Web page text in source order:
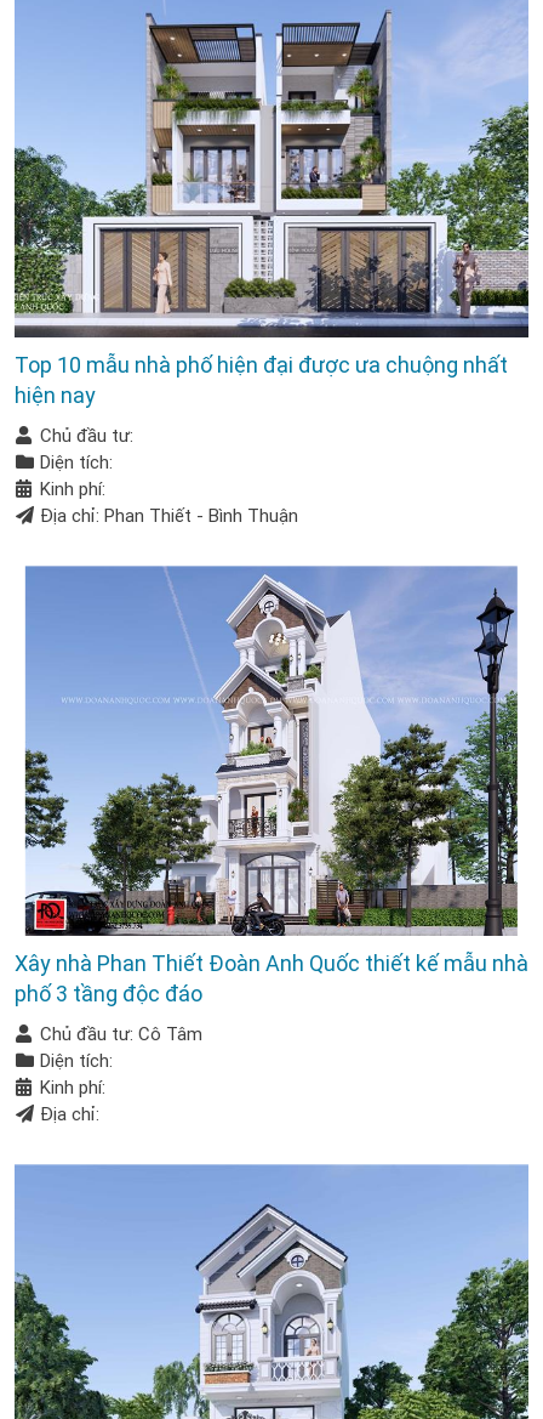
Top 10 mẫu nhà phố hiện đại được ưa chuộng nhất
hiện nay
Chủ đầu tư:
Diện tích:
Kinh phí:
Địa chỉ: Phan Thiết - Bình Thuận
Xây nhà Phan Thiết Đoàn Anh Quốc thiết kế mẫu nhà
phố 3 tầng độc đáo
Chủ đầu tư: Cô Tâm
Diện tích:
Kinh phí:
Địa chỉ: